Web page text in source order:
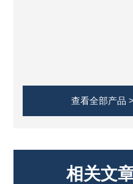
查看全部产品
相关文